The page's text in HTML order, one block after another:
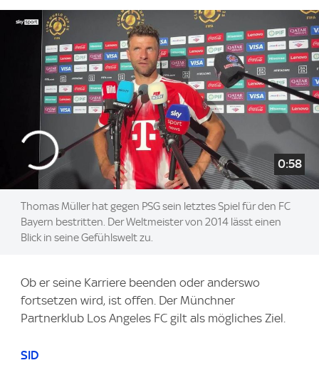
0:58
Thomas Müller hat gegen PSG sein letztes Spiel für den FC
Bayern bestritten. Der Weltmeister von 2014 lässt einen
Blick in seine Gefühlswelt zu.
Ob er seine Karriere beenden oder anderswo
fortsetzen wird, ist offen. Der Münchner
Partnerklub Los Angeles FC gilt als mögliches Ziel.
SID